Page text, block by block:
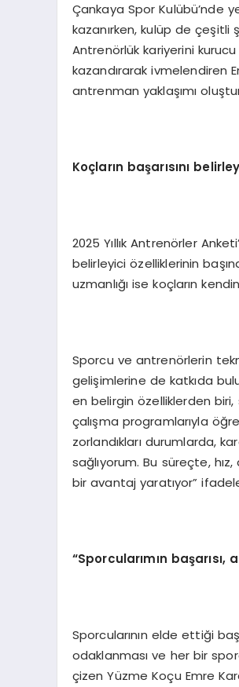
Çankaya Spor Kulübü’nde
kazanırken, kulüp de çeşitli
Antrenörlük kariyerini
kazandırarak ivmelendiren
antrenman yaklaşımı
Koçların başarısını
2025 Yıllık Antrenörler
belirleyici özelliklerinin
uzmanlığı ise koçların
Sporcu ve antrenörlerin
gelişimlerine de katkıda
en belirgin özelliklerden
çalışma programlarıyla
zorlandıkları durumlarda,
sağlıyorum. Bu süreçte,
bir avantaj yaratıyor”
“Sporcularımın
Sporcularının elde ettiği
odaklanması ve her bir
çizen Yüzme Koçu Emre